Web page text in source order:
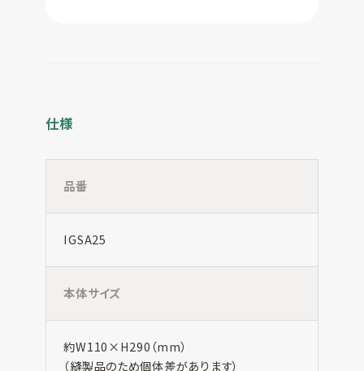
仕様
品番
IGSA25
本体サイズ
約W110×H290（mm）
（縫製品のため個体差があります）